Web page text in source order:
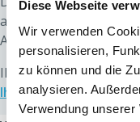
Diese Webseite
Wir verwenden
personalisieren,
zu können und die
analysieren.
Verwendung
ausschließlich Kunden
Anschlussleistung von
Ihre
Ihrem Kundenbereich